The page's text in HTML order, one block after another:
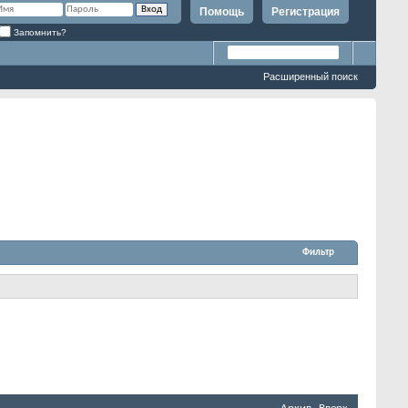
Регистрация
Помощь
Запомнить?
Расширенный поиск
Фильтр